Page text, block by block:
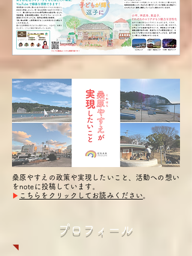
桑原やすえの政策や実現したいこと、活動への想い
をnoteに投稿しています。
▶︎ こちらをクリックしてお読みください
プロフィール